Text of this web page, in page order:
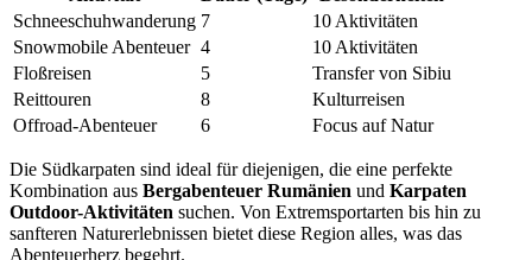
Schneeschuhwanderung 7
10 Aktivitäten
Snowmobile Abenteuer 4
10 Aktivitäten
Floßreisen
5
Transfer von Sibiu
Reittouren
8
Kulturreisen
Offroad-Abenteuer
6 Focus auf Natur
Die Südkarpaten sind ideal für diejenigen, die eine perfekte
Kombination aus Bergabenteuer Rumänien und Karpaten
Outdoor-Aktivitäten suchen. Von Extremsportarten bis hin zu
sanfteren Naturerlebnissen bietet diese Region alles, was das
Abenteuerherz begehrt.